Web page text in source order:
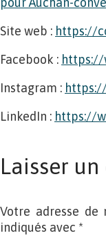
Site web : https://
Facebook : https://
Instagram :
LinkedIn : https://
Laisser
Votre adresse de
indiqués avec *